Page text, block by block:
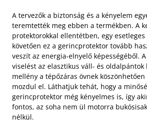
A tervezők a biztonság és a kényelem
teremtették meg ebben a termékben. A
protektorokkal ellentétben, egy
követően ez a gerincprotektor tovább
veszít az energia-elnyelő képességéből.
viselést az elasztikus váll- és oldalpántok
mellény a tépőzáras övnek
mozdul el. Láthatjuk tehát, hogy a
gerincprotektor még kényelmes is, így
fontos, az soha nem ül motorra
nélkül.